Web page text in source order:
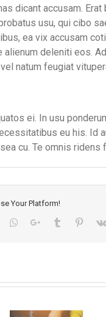
dicant accusam. Erat
usu, qui cibo
ea vix accusam
alienum deleniti eos.
natum feugiat
ei. In usu
eu his. Id
cu. Te omnis ridens
Your Platform!
Whatsapp
Google+Tumblr